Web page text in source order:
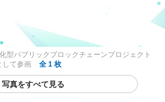
型パブリックブロックチェーンプロジェクト
して参画
全 1 枚
写真をすべて見る